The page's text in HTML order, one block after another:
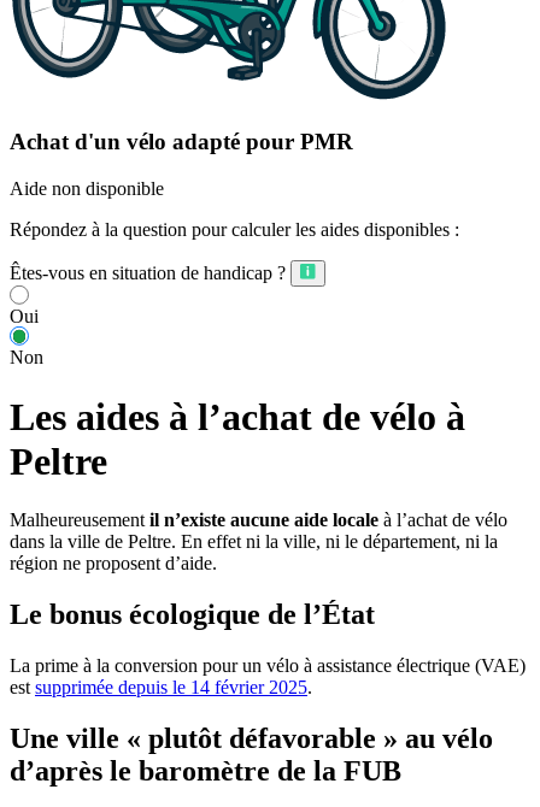
Achat d'un vélo adapté pour PMR
Aide non disponible
Répondez à la question pour calculer les aides disponibles :
Êtes-vous en situation de handicap ?
Oui
Non
Les aides à l’achat de vélo à
Peltre
Malheureusement il n’existe aucune aide locale à l’achat de vélo
dans la ville de Peltre. En effet ni la ville, ni le département, ni la
région ne proposent d’aide.
Le bonus écologique de l’État
La prime à la conversion pour un vélo à assistance électrique (VAE)
est supprimée depuis le 14 février 2025.
Une ville « plutôt défavorable » au vélo
d’après le baromètre de la FUB